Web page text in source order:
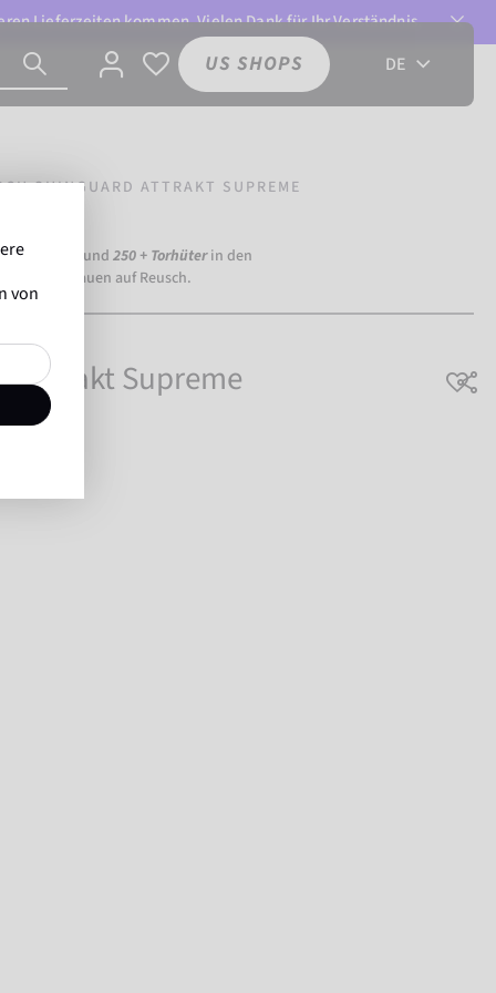
Lieferzeiten kommen. Vielen Dank für Ihr Verständnis.
US SHOPS DE
SHINGUARD ATTRAKT SUPREME
Dortmund) und 250 + Torhüter in den
vertrauen auf Reusch.
Attrakt Supreme
von